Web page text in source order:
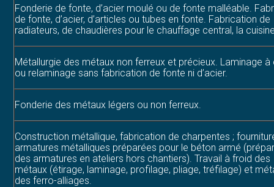
Fonderie de fonte, d’acier moulé ou de fonte malléable.
de fonte, d’acier, d’articles ou tubes en fonte. Fabrication de
radiateurs, de chaudières pour le chauffage central, la
Métallurgie des métaux non ferreux et précieux. Laminage à
ou relaminage sans fabrication de fonte ni d’acier.
Fonderie des métaux légers ou non ferreux.
Construction métallique, fabrication de charpentes ;
armatures métalliques préparées pour le béton armé
des armatures en ateliers hors chantiers). Travail à froid des
métaux (étirage, laminage, profilage, pliage, tréfilage) et
des ferro-alliages.